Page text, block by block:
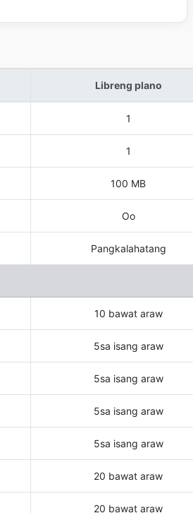
Libreng plano
1
1
100 MB
Oo
Pangkalahatang
10 bawat araw
5sa isang araw
5sa isang araw
5sa isang araw
5sa isang araw
20 bawat araw
20 bawat araw